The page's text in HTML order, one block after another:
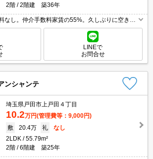
2階
2階建 築36年
なし。仲介手数料家賃の55%。久しぶりに空きま
月額総支払額の50%、12,000円/年)。
LINEで
お問合せ
ンシャンテ
埼玉県戸田市上戸田４丁目
10.2万円(管理費等：9,000円)
敷
20.4万 礼
なし
2LDK
55.79m²
2階
6階建 築25年